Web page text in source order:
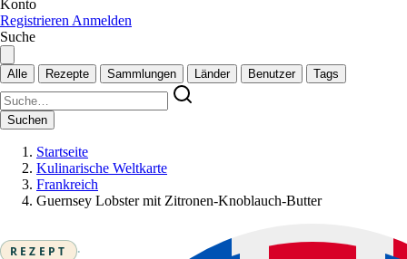
Konto
Registrieren Anmelden
Suche
Alle Rezepte Sammlungen Länder Benutzer Tags
Suchen
Startseite
Kulinarische Weltkarte
Frankreich
Guernsey Lobster mit Zitronen-Knoblauch-Butter
REZEPT ·